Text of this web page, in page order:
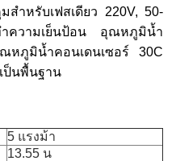
สำหรับเฟสเดียว 220V, 50-
ำความเย็นป้อน อุณหภูมิน้ำ
หภูมิน้ำคอนเดนเซอร์ 30C
ป็นพื้นฐาน
5 แรงม้า
13.55 น